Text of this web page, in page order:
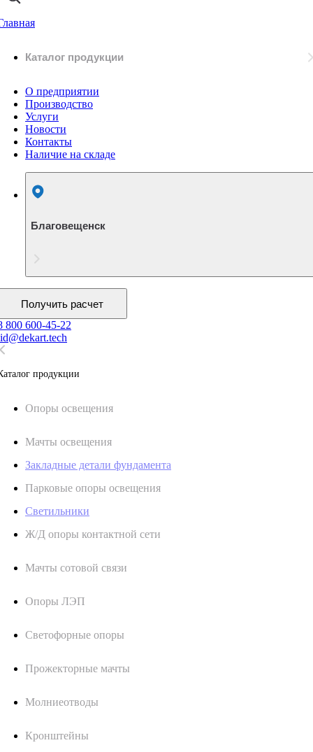
Каталог продукции
О предприятии
Производство
Услуги
Новости
Контакты
Наличие на складе
Благовещенск
Получить расчет
800 600-45-22
продукции
Oпоры oсвeщения
Мачты освещения
Закладные детали фундамента
Парковые опоры освещения
Светильники
Ж/Д опоры контактной сети
Мачты сотовой связи
Опоры ЛЭП
Светофорные опоры
Прожекторные мачты
Молниеотводы
Кронштейны